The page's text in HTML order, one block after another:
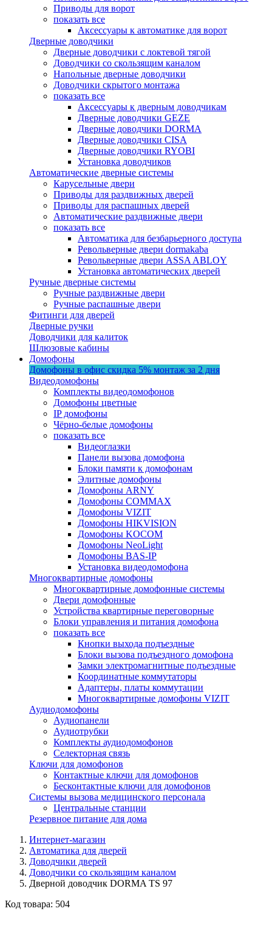
Приводы для ворот
показать все
Аксессуары к автоматике для ворот
Дверные доводчики
Дверные доводчики с локтевой тягой
Доводчики со скользящим каналом
Напольные дверные доводчики
Доводчики скрытого монтажа
показать все
Аксессуары к дверным доводчикам
Дверные доводчики GEZE
Дверные доводчики DORMA
Дверные доводчики CISA
Дверные доводчики RYOBI
Установка доводчиков
Автоматические дверные системы
Карусельные двери
Приводы для раздвижных дверей
Приводы для распашных дверей
Автоматические раздвижные двери
показать все
Автоматика для безбарьерного доступа
Револьверные двери dormakaba
Револьверные двери ASSA ABLOY
Установка автоматических дверей
Ручные дверные системы
Ручные раздвижные двери
Ручные распашные двери
Фитинги для дверей
Дверные ручки
Доводчики для калиток
Шлюзовые кабины
Домофоны
Домофоны в офис скидка 5% монтаж за 2 дня
Видеодомофоны
Комплекты видеодомофонов
Домофоны цветные
IP домофоны
Чёрно-белые домофоны
показать все
Видеоглазки
Панели вызова домофона
Блоки памяти к домофонам
Элитные домофоны
Домофоны ARNY
Домофоны COMMAX
Домофоны VIZIT
Домофоны HIKVISION
Домофоны KOCOM
Домофоны NeoLight
Домофоны BAS-IP
Установка видеодомофона
Многоквартирные домофоны
Многоквартирные домофонные системы
Двери домофонные
Устройства квартирные переговорные
Блоки управления и питания домофона
показать все
Кнопки выхода подъездные
Блоки вызова подъездного домофона
Замки электромагнитные подъездные
Координатные коммутаторы
Адаптеры, платы коммутации
Многоквартирные домофоны VIZIT
Аудиодомофоны
Аудиопанели
Аудиотрубки
Комплекты аудиодомофонов
Селекторная связь
Ключи для домофонов
Контактные ключи для домофонов
Бесконтактные ключи для домофонов
Системы вызова медицинского персонала
Центральные станции
Резервное питание для дома
Интернет-магазин
Автоматика для дверей
Доводчики дверей
Доводчики со скользящим каналом
Дверной доводчик DORMA TS 97
Код товара: 504